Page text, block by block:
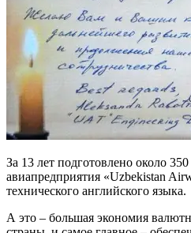
За 13 лет подготовлено около
авиапредприятия «Uzbekistan
технического английского языка.
А это – большая экономия